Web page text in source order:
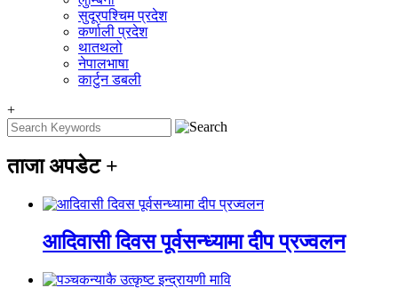
सुदूरपश्चिम प्रदेश
कर्णाली प्रदेश
थातथलो
नेपालभाषा
कार्टुन डबली
+
ताजा अपडेट +
आदिवासी दिवस पूर्वसन्ध्यामा दीप प्रज्वलन